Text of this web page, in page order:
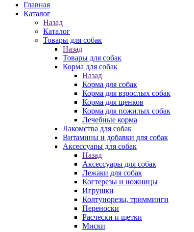
Главная
Каталог
Назад
Каталог
Товары для собак
Назад
Товары для собак
Корма для собак
Назад
Корма для собак
Корма для взрослых собак
Корма для щенков
Корма для пожилых собак
Лечебные корма
Лакомства для собак
Витамины и добавки для собак
Аксессуары для собак
Назад
Аксессуары для собак
Лежаки для собак
Когтерезы и ножницы
Игрушки
Колтунорезы, тримминги
Переноски
Расчески и щетки
Миски